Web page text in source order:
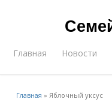
Главная Новости
Главная »Яблочный уксус